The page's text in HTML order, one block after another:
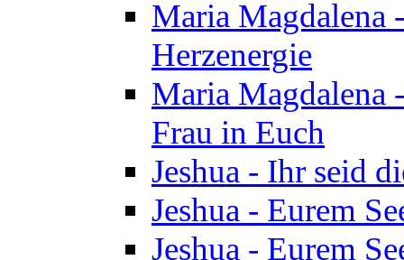
Maria Magdalena
Herzenergie
Maria Magdalena
Frau in Euch
Jeshua - Ihr seid
Jeshua - Eurem
Jeshua - Eurem